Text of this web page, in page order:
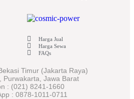
Harga Jual
Harga Sewa
FAQs
Timur (Jakarta Raya)
Purwakarta, Jawa Barat
: (021) 8241-1660
: 0878-1011-0711